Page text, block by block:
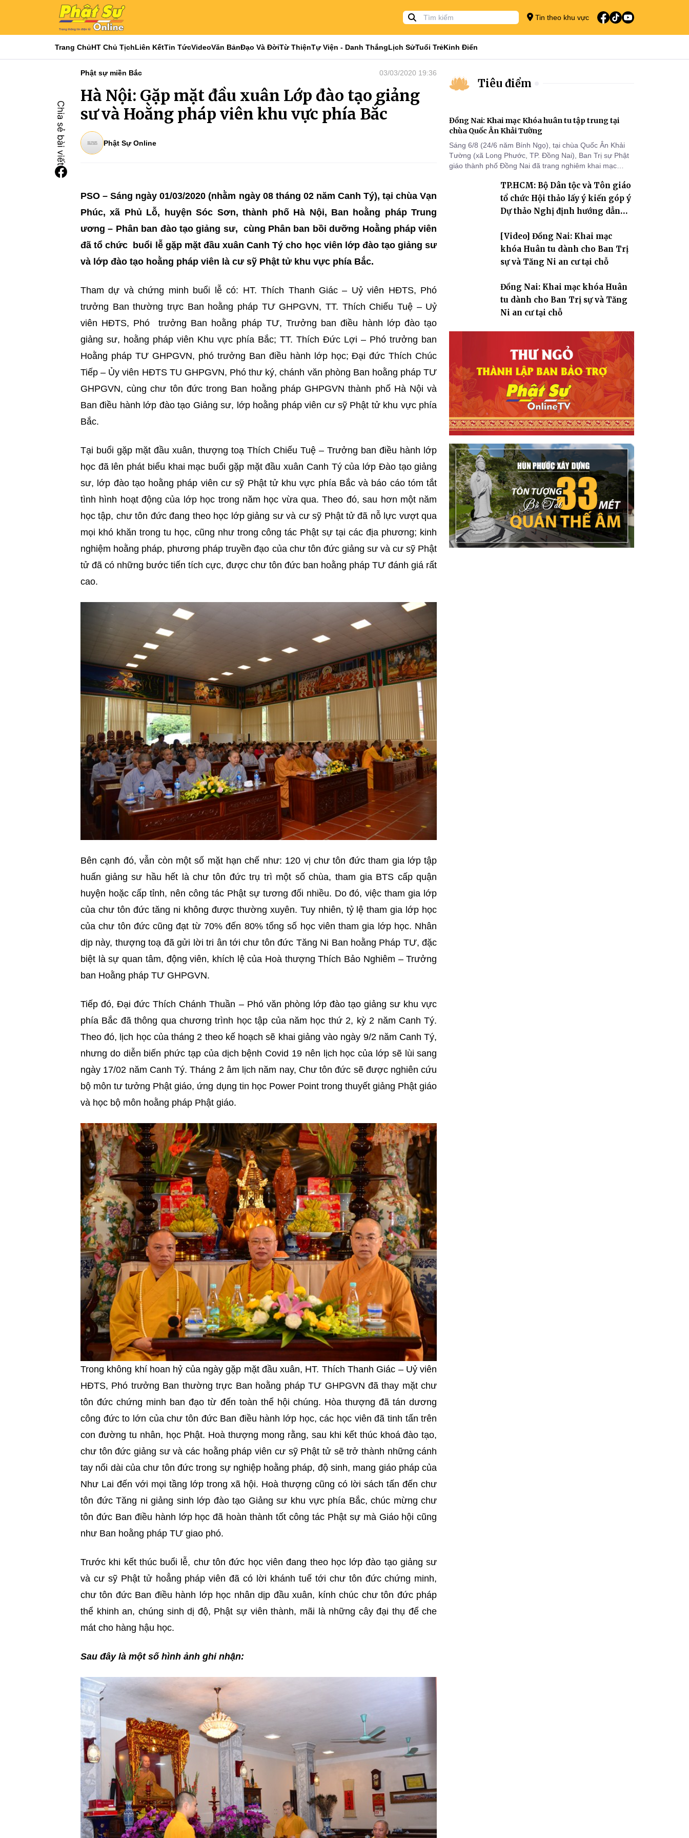
Tin theo khu vực
Trang ChủHT Chủ TịchLiên KếtTin TứcVideoVăn BảnĐạo Và ĐờiTừ ThiệnTự Viện - Danh ThắngLịch SửTuổi TrẻKinh Điển
Phật sự miền Bắc 03/03/2020 19:36
Hà Nội: Gặp mặt đầu xuân Lớp đào tạo giảng
sư và Hoằng pháp viên khu vực phía Bắc
Phật Sự Online
PSO – Sáng ngày 01/03/2020 (nhằm ngày 08 tháng 02 năm Canh Tý), tại chùa Vạn
Phúc, xã Phủ Lỗ, huyện Sóc Sơn, thành phố Hà Nội, Ban hoằng pháp Trung
ương – Phân ban đào tạo giảng sư, cùng Phân ban bồi dưỡng Hoằng pháp viên
đã tổ chức buổi lễ gặp mặt đầu xuân Canh Tý cho học viên lớp đào tạo giảng sư
và lớp đào tạo hoằng pháp viên là cư sỹ Phật tử khu vực phía Bắc.
Tham dự và chứng minh buổi lễ có: HT. Thích Thanh Giác – Uỷ viên HĐTS, Phó
trưởng Ban thường trực Ban hoằng pháp TƯ GHPGVN, TT. Thích Chiếu Tuệ – Uỷ
viên HĐTS, Phó trưởng Ban hoằng pháp TƯ, Trưởng ban điều hành lớp đào tạo
giảng sư, hoằng pháp viên Khu vực phía Bắc; TT. Thích Đức Lợi – Phó trưởng ban
Hoằng pháp TƯ GHPGVN, phó trưởng Ban điều hành lớp học; Đại đức Thích Chúc
Tiếp – Ủy viên HĐTS TU GHPGVN, Phó thư ký, chánh văn phòng Ban hoằng pháp TƯ
GHPGVN, cùng chư tôn đức trong Ban hoằng pháp GHPGVN thành phố Hà Nội và
Ban điều hành lớp đào tạo Giảng sư, lớp hoằng pháp viên cư sỹ Phật tử khu vực phía
Bắc.
Tại buổi gặp mặt đầu xuân, thượng toạ Thích Chiếu Tuệ – Trưởng ban điều hành lớp
học đã lên phát biểu khai mạc buổi gặp mặt đầu xuân Canh Tý của lớp Đào tạo giảng
sư, lớp đào tạo hoằng pháp viên cư sỹ Phật tử khu vực phía Bắc và báo cáo tóm tắt
tình hình hoạt động của lớp học trong năm học vừa qua. Theo đó, sau hơn một năm
học tập, chư tôn đức đang theo học lớp giảng sư và cư sỹ Phật tử đã nỗ lực vượt qua
mọi khó khăn trong tu học, cũng như trong công tác Phật sự tại các địa phương; kinh
nghiệm hoằng pháp, phương pháp truyền đạo của chư tôn đức giảng sư và cư sỹ Phật
tử đã có những bước tiến tích cực, được chư tôn đức ban hoằng pháp TƯ đánh giá rất
cao.
Bên cạnh đó, vẫn còn một số mặt hạn chế như: 120 vị chư tôn đức tham gia lớp tập
huấn giảng sư hầu hết là chư tôn đức trụ trì một số chùa, tham gia BTS cấp quận
huyện hoặc cấp tỉnh, nên công tác Phật sự tương đối nhiều. Do đó, việc tham gia lớp
của chư tôn đức tăng ni không được thường xuyên. Tuy nhiên, tỷ lệ tham gia lớp học
của chư tôn đức cũng đạt từ 70% đến 80% tổng số học viên tham gia lớp học. Nhân
dịp này, thượng toạ đã gửi lời tri ân tới chư tôn đức Tăng Ni Ban hoằng Pháp TƯ, đặc
biệt là sự quan tâm, động viên, khích lệ của Hoà thượng Thích Bảo Nghiêm – Trưởng
ban Hoằng pháp TƯ GHPGVN.
Tiếp đó, Đại đức Thích Chánh Thuần – Phó văn phòng lớp đào tạo giảng sư khu vực
phía Bắc đã thông qua chương trình học tập của năm học thứ 2, kỳ 2 năm Canh Tý.
Theo đó, lịch học của tháng 2 theo kế hoạch sẽ khai giảng vào ngày 9/2 năm Canh Tý,
nhưng do diễn biến phức tạp của dịch bệnh Covid 19 nên lịch học của lớp sẽ lùi sang
ngày 17/02 năm Canh Tý. Tháng 2 âm lịch năm nay, Chư tôn đức sẽ được nghiên cứu
bộ môn tư tưởng Phật giáo, ứng dụng tin học Power Point trong thuyết giảng Phật giáo
và học bộ môn hoằng pháp Phật giáo.
Trong không khí hoan hỷ của ngày gặp mặt đầu xuân, HT. Thích Thanh Giác – Uỷ viên
HĐTS, Phó trưởng Ban thường trực Ban hoằng pháp TƯ GHPGVN đã thay mặt chư
tôn đức chứng minh ban đạo từ đến toàn thể hội chúng. Hòa thượng đã tán dương
công đức to lớn của chư tôn đức Ban điều hành lớp học, các học viên đã tinh tấn trên
con đường tu nhân, học Phật. Hoà thượng mong rằng, sau khi kết thúc khoá đào tạo,
chư tôn đức giảng sư và các hoằng pháp viên cư sỹ Phật tử sẽ trở thành những cánh
tay nối dài của chư tôn đức trong sự nghiệp hoằng pháp, độ sinh, mang giáo pháp của
Như Lai đến với mọi tầng lớp trong xã hội. Hoà thượng cũng có lời sách tấn đến chư
tôn đức Tăng ni giảng sinh lớp đào tạo Giảng sư khu vực phía Bắc, chúc mừng chư
tôn đức Ban điều hành lớp học đã hoàn thành tốt công tác Phật sự mà Giáo hội cũng
như Ban hoằng pháp TƯ giao phó.
Trước khi kết thúc buổi lễ, chư tôn đức học viên đang theo học lớp đào tạo giảng sư
và cư sỹ Phật tử hoẳng pháp viên đã có lời khánh tuế tới chư tôn đức chứng minh,
chư tôn đức Ban điều hành lớp học nhân dịp đầu xuân, kính chúc chư tôn đức pháp
thể khinh an, chúng sinh dị độ, Phật sự viên thành, mãi là những cây đại thụ để che
mát cho hàng hậu học.
Sau đây là một số hình ảnh ghi nhận:
Tiêu điểm
Đồng Nai: Khai mạc Khóa huân tu tập trung tại
chùa Quốc Ân Khải Tường
Sáng 6/8 (24/6 năm Bính Ngọ), tại chùa Quốc Ân Khải
Tường (xã Long Phước, TP. Đồng Nai), Ban Trị sự Phật
giáo thành phố Đồng Nai đã trang nghiêm khai mạc
2570 dành cho chư Tăng hành giả an cư tại chỗ khu vực
VII, VIII và trường hạ chùa Quốc Ân Khải Tường.
TP.HCM: Bộ Dân tộc và Tôn giáo
tổ chức Hội thảo lấy ý kiến góp ý
Dự thảo Nghị định hướng dẫn
giáo
[Video] Đồng Nai: Khai mạc
khóa Huân tu dành cho Ban Trị
sự và Tăng Ni an cư tại chỗ
Đồng Nai: Khai mạc khóa Huân
tu dành cho Ban Trị sự và Tăng
Ni an cư tại chỗ